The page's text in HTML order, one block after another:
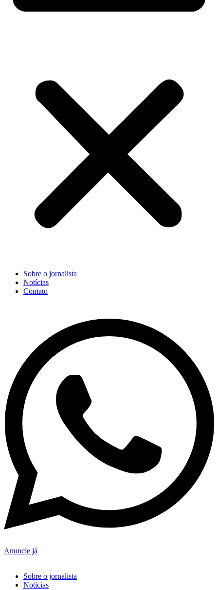
Sobre o jornalista
Notícias
Contato
Anuncie já
Sobre o jornalista
Notícias